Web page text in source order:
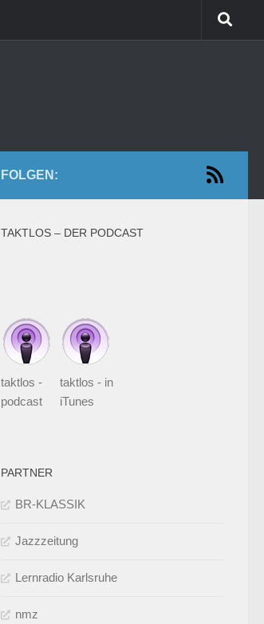
FOLGEN:
TAKTLOS – DER PODCAST
taktlos -
podcast
taktlos - in
iTunes
PARTNER
BR-KLASSIK
Jazzzeitung
Lernradio Karlsruhe
nmz